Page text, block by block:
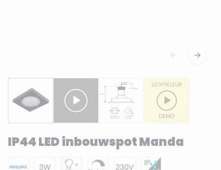
IP44 LED inbouwspot Manda